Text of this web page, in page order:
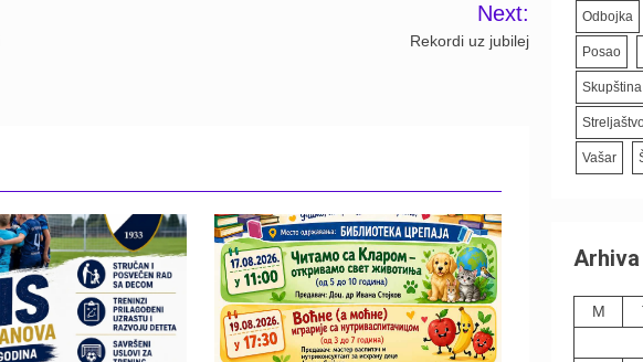
Next:
Rekordi uz jubilej
Odbojka
Posao
Vašar
Arhiva
M